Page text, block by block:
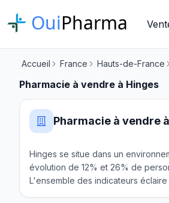
OuiPharma
Accueil France Hauts-de-France
Pharmacie à vendre à Hinges
Pharmacie à vendre
Hinges se situe dans un
évolution de 12% et 26% de
L'ensemble des indicateurs